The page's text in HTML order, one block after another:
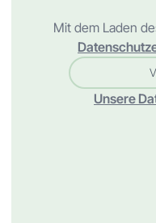
Mit dem Laden
Unsere